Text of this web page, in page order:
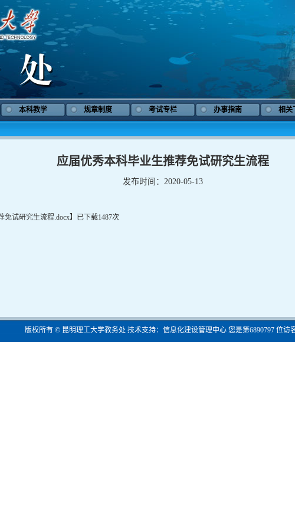
本科教学 规章制度 考试专栏 办事指南 相关
应届优秀本科毕业生推荐免试研究生流程
发布时间：2020-05-13
免试研究生流程.docx】已下载1487次
版权所有 © 昆明理工大学教务处 技术支持：信息化建设管理中心 您是第6890797 位访